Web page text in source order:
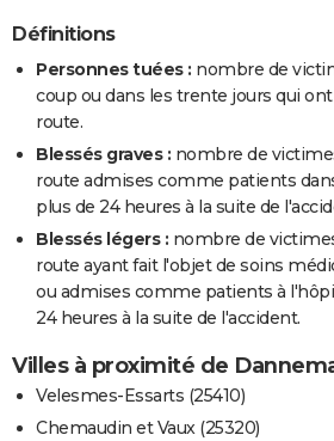
Définitions
Personnes tuées : nombre de
coup ou dans les trente jours qui
route.
Blessés graves : nombre de
route admises comme patients
plus de 24 heures à la suite de
Blessés légers : nombre de
route ayant fait l'objet de soins
ou admises comme patients à
24 heures à la suite de l'accident.
Villes à proximité de
Velesmes-Essarts (25410)
Chemaudin et Vaux (25320)